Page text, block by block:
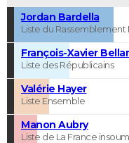
Jordan Bardella
Liste du Rassemblement
François-Xavier
Liste des Républicains
Valérie Hayer
Liste Ensemble
Manon Aubry
Liste de La France